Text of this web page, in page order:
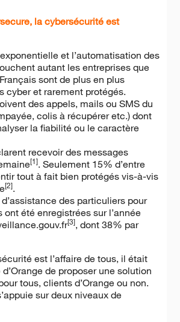
la cybersécurité est
et l’automatisation des
autant les entreprises que
sont de plus en plus
cyber et rarement protégés.
des appels, mails ou SMS du
colis à récupérer etc.) dont
la fiabilité ou le caractère
recevoir des messages
[1]. Seulement 15% d’entre
tout à fait bien protégés vis-à-vis
[2].
des particuliers pour
été enregistrées sur l’année
[3], dont 38% par
est l’affaire de tous, il était
de proposer une solution
tous, clients d’Orange ou non.
sur deux niveaux de